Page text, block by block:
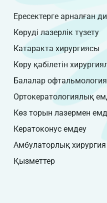
Ересектерге арналған
Көруді лазерлік түзету
Катаракта хирургиясы
Көру қабілетін
Балалар
Ортокератологиялық
Көз торын лазермен
Кератоконус емдеу
Амбулаторлық хирургия
Қызметтер